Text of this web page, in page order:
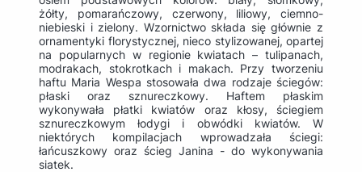
żółty, pomarańczowy, czerwony, liliowy, ciemno-
niebieski i zielony. Wzornictwo składa się głównie z
ornamentyki florystycznej, nieco stylizowanej, opartej
na popularnych w regionie kwiatach – tulipanach,
modrakach, stokrotkach i makach. Przy tworzeniu
haftu Maria Wespa stosowała dwa rodzaje ściegów:
płaski oraz sznureczkowy. Haftem płaskim
wykonywała płatki kwiatów oraz kłosy, ściegiem
sznureczkowym łodygi i obwódki kwiatów. W
niektórych kompilacjach wprowadzała ściegi:
łańcuszkowy oraz ścieg Janina - do wykonywania
siatek.